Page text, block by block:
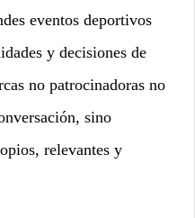
eventos deportivos
y decisiones de
no patrocinadoras no
sino
relevantes y